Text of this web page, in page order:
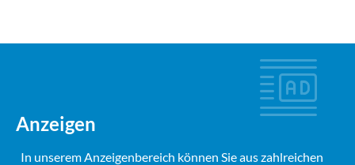
Anzeigen
In unserem Anzeigenbereich können Sie aus zahlreichen